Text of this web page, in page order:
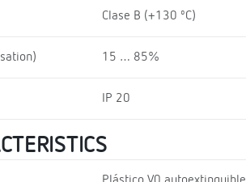
Clase B (+130 ºC)
15 … 85%
IP 20